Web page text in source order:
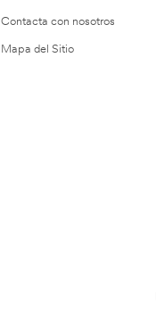
Contacta con nosotros
Mapa del Sitio